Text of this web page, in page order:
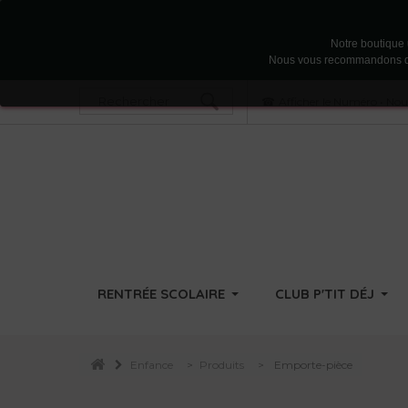
Notre
Nous vous recommandons
RENTRÉE SCOLAIRE CLUB P'TIT DÉJ
Enfance Produits Emporte-pièce